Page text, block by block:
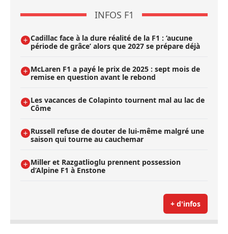
INFOS F1
Cadillac face à la dure réalité de la F1 : ’aucune
période de grâce’ alors que 2027 se prépare déjà
McLaren F1 a payé le prix de 2025 : sept mois de
remise en question avant le rebond
Les vacances de Colapinto tournent mal au lac de
Côme
Russell refuse de douter de lui-même malgré une
saison qui tourne au cauchemar
Miller et Razgatlioglu prennent possession
d’Alpine F1 à Enstone
+ d'infos